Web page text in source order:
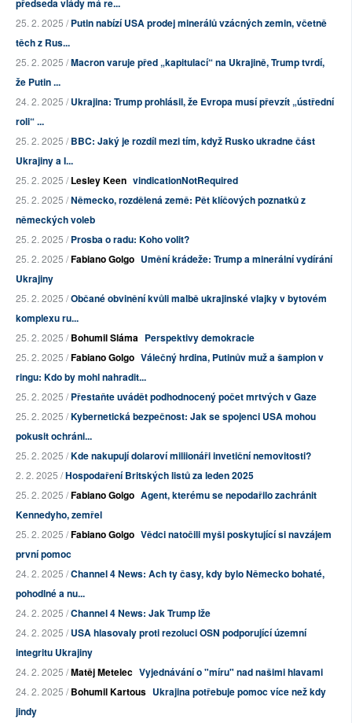
předseda vlády má re...
25. 2. 2025 /Putin nabízí USA prodej minerálů vzácných zemin, včetně
těch z Rus...
25. 2. 2025 /Macron varuje před „kapitulací“ na Ukrajině, Trump tvrdí,
že Putin ...
24. 2. 2025 /Ukrajina: Trump prohlásil, že Evropa musí převzít „ústřední
roli“ ...
25. 2. 2025 /BBC: Jaký je rozdíl mezi tím, když Rusko ukradne část
Ukrajiny a I...
25. 2. 2025 /Lesley Keen vindicationNotRequired
25. 2. 2025 /Německo, rozdělená země: Pět klíčových poznatků z
německých voleb
25. 2. 2025 /Prosba o radu: Koho volit?
25. 2. 2025 /Fabiano Golgo Umění krádeže: Trump a minerální vydírání
Ukrajiny
25. 2. 2025 /Občané obvinění kvůli malbě ukrajinské vlajky v bytovém
komplexu ru...
25. 2. 2025 /Bohumil Sláma Perspektivy demokracie
25. 2. 2025 /Fabiano Golgo Válečný hrdina, Putinův muž a šampion v
ringu: Kdo by mohl nahradit...
25. 2. 2025 /Přestaňte uvádět podhodnocený počet mrtvých v Gaze
25. 2. 2025 /Kybernetická bezpečnost: Jak se spojenci USA mohou
pokusit ochráni...
25. 2. 2025 /Kde nakupují dolaroví miliionáři invetiční nemovitosti?
2. 2. 2025 /Hospodaření Britských listů za leden 2025
25. 2. 2025 /Fabiano Golgo Agent, kterému se nepodařilo zachránit
Kennedyho, zemřel
25. 2. 2025 /Fabiano Golgo Vědci natočili myši poskytující si navzájem
první pomoc
24. 2. 2025 /Channel 4 News: Ach ty časy, kdy bylo Německo bohaté,
pohodlné a nu...
24. 2. 2025 /Channel 4 News: Jak Trump lže
24. 2. 2025 /USA hlasovaly proti rezoluci OSN podporující územní
integritu Ukrajiny
24. 2. 2025 /Matěj Metelec Vyjednávání o "míru" nad našimi hlavami
24. 2. 2025 /Bohumil Kartous Ukrajina potřebuje pomoc více než kdy
jindy